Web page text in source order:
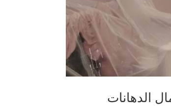
الدهانات